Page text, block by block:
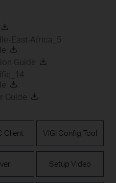
East-Africa_5
Guide
Guide
Client VIGI Config Tool
Setup Video